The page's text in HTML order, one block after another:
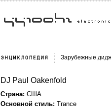
Зарубежные
DJ Paul Oakenfold
Страна: США
Основной стиль: Trance